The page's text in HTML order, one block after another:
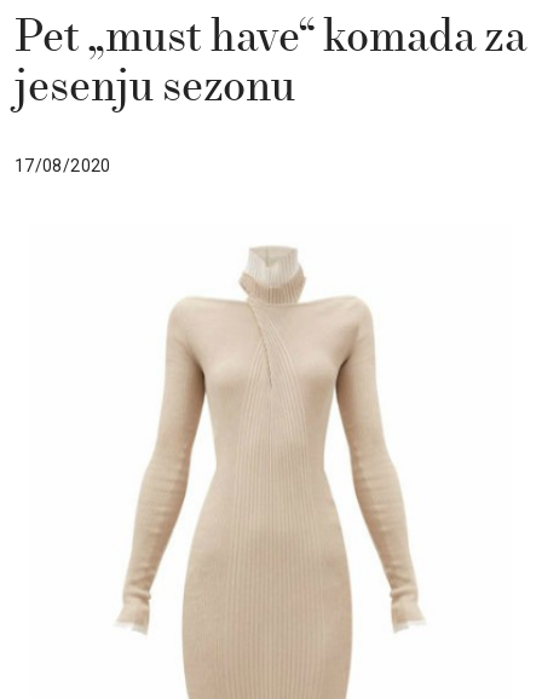
Pet „must have“ komada za
jesenju sezonu
17/08/2020